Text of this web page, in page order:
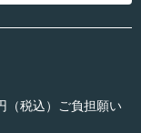
（税込）ご負担願い